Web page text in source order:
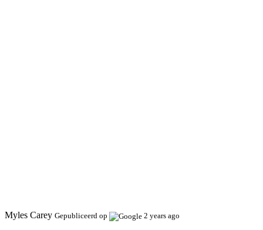
Myles Carey Gepubliceerd op 2 years ago